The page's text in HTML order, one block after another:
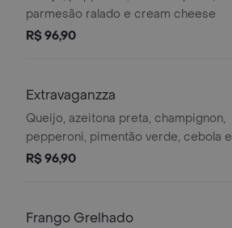
parmesão ralado e cream cheese
R$ 96,90
Extravaganzza
Queijo, azeitona preta, champignon,
pepperoni, pimentão verde, cebola e
presunto
R$ 96,90
Frango Grelhado